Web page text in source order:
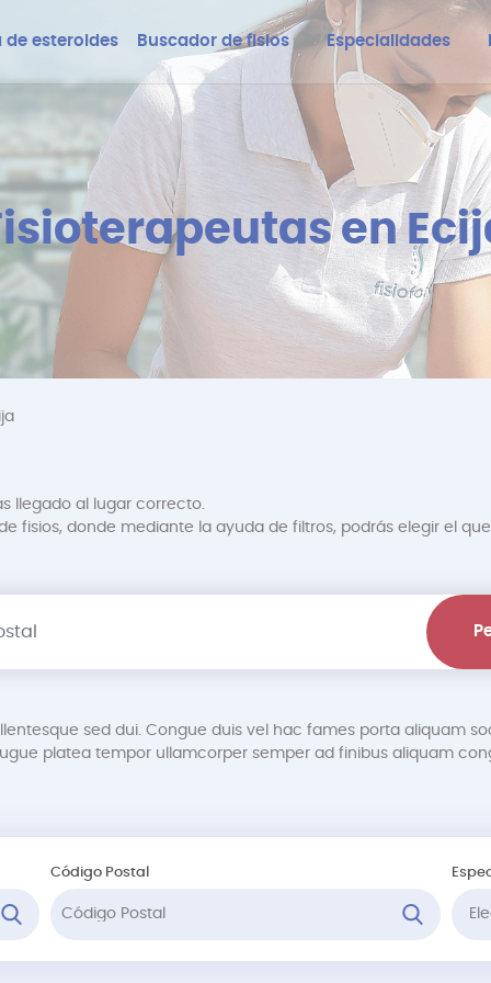
de esteroides Buscador de fisios Especialidades
en
llegado al lugar correcto.
fisios, donde mediante la ayuda de filtros, podrás elegir el que
sed dui. Congue duis vel hac fames porta aliquam
platea tempor ullamcorper semper ad finibus aliquam
Código Postal